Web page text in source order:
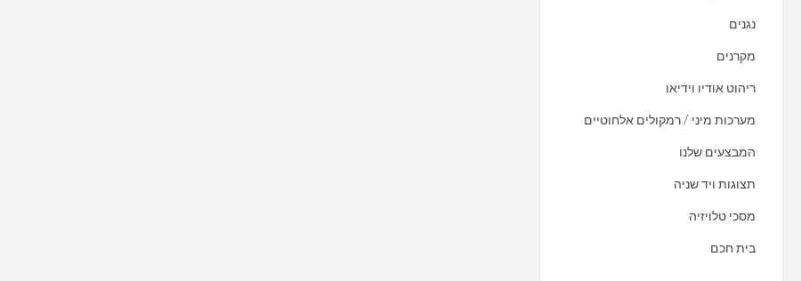
נגנים
מקרנים
ריהוט אודיו וידיאו
מערכות מיני / רמקולים אלחוטיים
המבצעים שלנו
תצוגות ויד שניה
מסכי טלויזיה
בית חכם